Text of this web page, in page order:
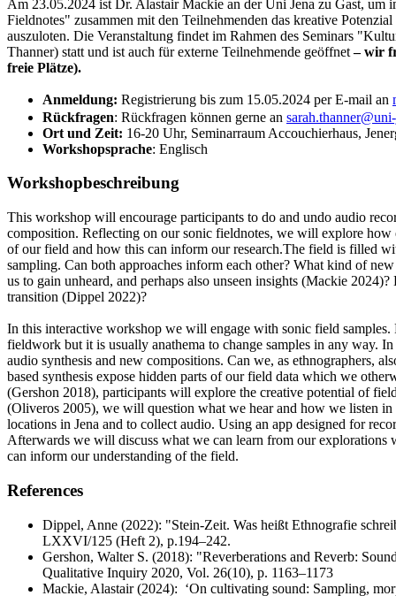
Am 23.05.2024 ist Dr. Alastair Mackie an der Uni Jena zu Gast,
Fieldnotes" zusammen mit den Teilnehmenden das kreative
auszuloten. Die Veranstaltung findet im Rahmen des Seminars
Thanner) statt und ist auch für externe Teilnehmende geöffnet– wir
freie Plätze).
Anmeldung: Registrierung bis zum 15.05.2024 per E-mail an
Rückfragen: Rückfragen können gerne an
Ort und Zeit: 16-20 Uhr, Seminarraum Accouchierhaus,
Workshopsprache: Englisch
Workshopbeschreibung
This workshop will encourage participants to do and undo audio
composition. Reflecting on our sonic fieldnotes, we will explore
of our field and how this can inform our research.The field is filled
sampling. Can both approaches inform each other? What kind of
us to gain unheard, and perhaps also unseen insights (Mackie
transition (Dippel 2022)?
In this interactive workshop we will engage with sonic field
fieldwork but it is usually anathema to change samples in any way.
audio synthesis and new compositions. Can we, as ethnographers,
based synthesis expose hidden parts of our field data which we
(Gershon 2018), participants will explore the creative potential of
(Oliveros 2005), we will question what we hear and how we listen
locations in Jena and to collect audio. Using an app designed for
Afterwards we will discuss what we can learn from our explorations
can inform our understanding of the field.
References
Dippel, Anne (2022): "Stein-Zeit. Was heißt Ethnografie
LXXVI/125 (Heft 2), p.194–242.
Gershon, Walter S. (2018): "Reverberations and Reverb:
Qualitative Inquiry 2020, Vol. 26(10), p. 1163–1173
Mackie, Alastair (2024): ‘On cultivating sound: Sampling,